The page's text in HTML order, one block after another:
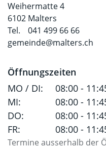
Weihermatte 4
6102 Malters
Tel.
041 499 66 66
gemeinde@malters.ch
Öffnungszeiten
MO / DI:
08:00 -
MI:
08:00 -
DO:
08:00 -
FR:
08:00 -
Termine ausserhalb der